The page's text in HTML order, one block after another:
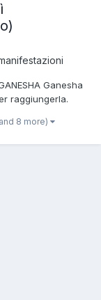
Ganesha
raggiungerla.
per
8 more)